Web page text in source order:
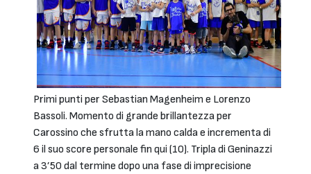
Primi punti per Sebastian Magenheim e Lorenzo
Bassoli. Momento di grande brillantezza per
Carossino che sfrutta la mano calda e incrementa di
6 il suo score personale fin qui (10). Tripla di Geninazzi
a 3’50 dal termine dopo una fase di imprecisione